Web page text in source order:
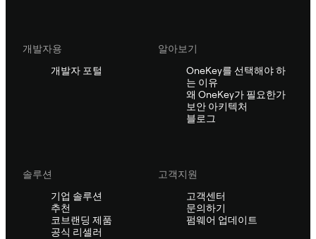
개발자용
개발자 포털
알아보기
OneKey를 선택해야 하
는 이유
왜 OneKey가 필요한가
보안 아키텍처
블로그
솔루션
기업 솔루션
추천
코브랜딩 제품
공식 리셀러
고객지원
고객센터
문의하기
펌웨어 업데이트